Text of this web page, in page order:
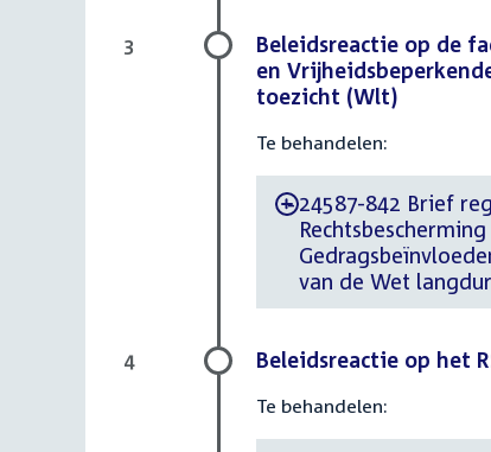
Beleidsreactie op de
en
toezicht (Wlt)
Te behandelen:
-24587-842 Brief
van de Wet
3
Beleidsreactie op het
Te behandelen:
4